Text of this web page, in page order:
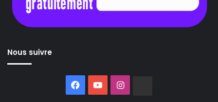
Nous suivre
Facebook
YouTubeInstagram